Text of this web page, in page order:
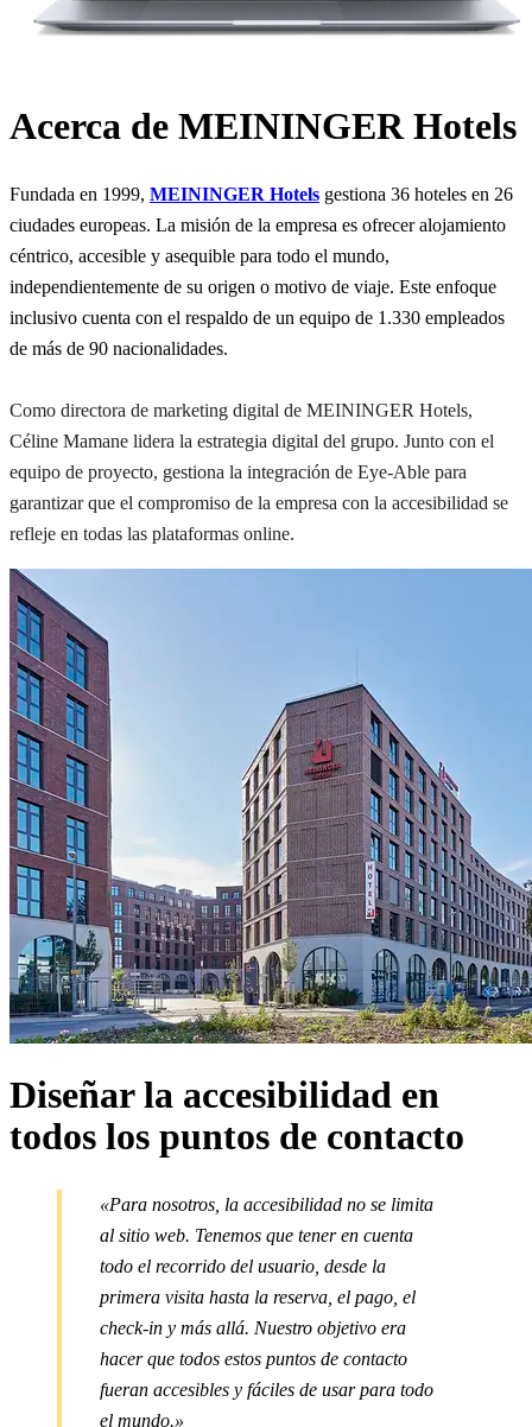
Acerca de MEININGER Hotels
Fundada en 1999, MEININGER Hotels gestiona 36 hoteles en 26
ciudades europeas. La misión de la empresa es ofrecer alojamiento
céntrico, accesible y asequible para todo el mundo,
independientemente de su origen o motivo de viaje. Este enfoque
inclusivo cuenta con el respaldo de un equipo de 1.330 empleados
de más de 90 nacionalidades.
Como directora de marketing digital de MEININGER Hotels,
Céline Mamane lidera la estrategia digital del grupo. Junto con el
equipo de proyecto, gestiona la integración de Eye-Able para
garantizar que el compromiso de la empresa con la accesibilidad se
refleje en todas las plataformas online.
Diseñar la accesibilidad en
todos los puntos de contacto
«Para nosotros, la accesibilidad no se limita
al sitio web. Tenemos que tener en cuenta
todo el recorrido del usuario, desde la
primera visita hasta la reserva, el pago, el
check-in y más allá. Nuestro objetivo era
hacer que todos estos puntos de contacto
fueran accesibles y fáciles de usar para todo
el mundo.»